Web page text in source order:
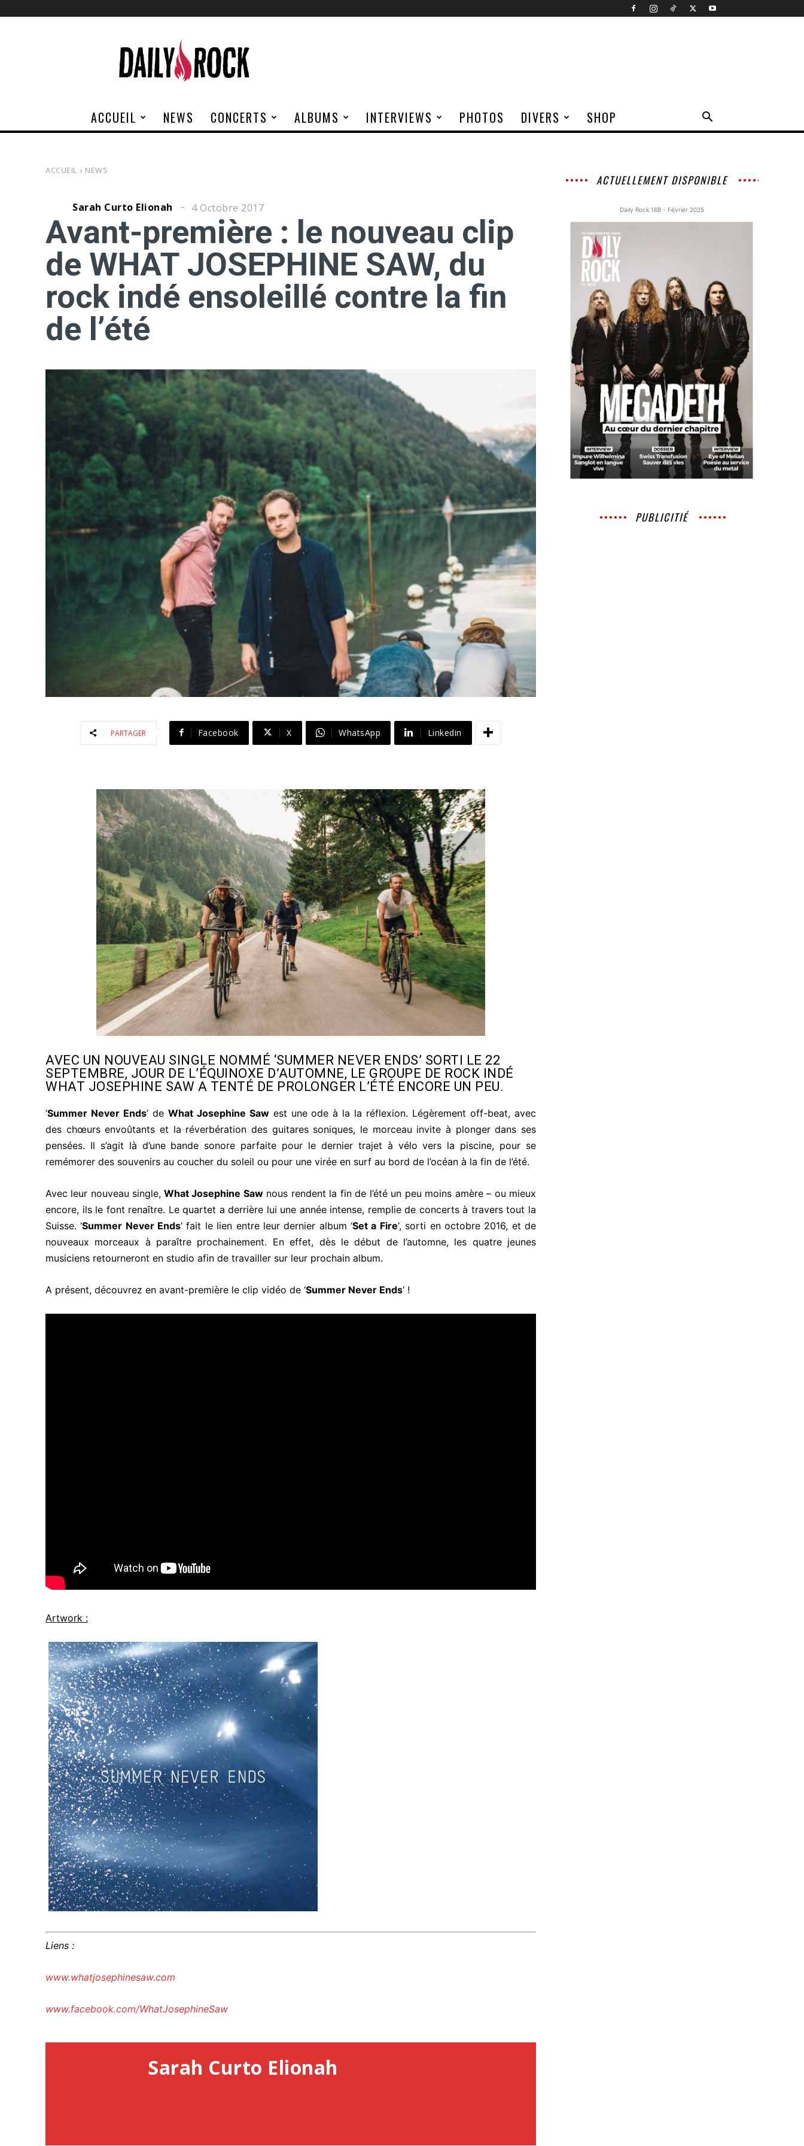
Rock
ACCUEIL NEWS CONCERTS ALBUMS INTERVIEWS PHOTOS DIVERS SHOP
ACCUEIL NEWS
Sarah Curto Elionah 4 Octobre 2017
Avant-première : le nouveau clip
de WHAT JOSEPHINE SAW, du
rock indé ensoleillé contre la fin
de l’été
PARTAGER Facebook X WhatsApp Linkedin
AVEC UN NOUVEAU SINGLE NOMMÉ ‘SUMMER NEVER ENDS’ SORTI LE 22
SEPTEMBRE, JOUR DE L’ÉQUINOXE D’AUTOMNE, LE GROUPE DE ROCK INDÉ
WHAT JOSEPHINE SAW A TENTÉ DE PROLONGER L’ÉTÉ ENCORE UN PEU.
‘Summer Never Ends‘ de What Josephine Sawest une ode à la la réflexion. Légèrement off-beat, avec
des chœurs envoûtants et la réverbération des guitares soniques, le morceau invite à plonger dans ses
pensées. Il s’agit là d’une bande sonore parfaite pour le dernier trajet à vélo vers la piscine, pour se
remémorer des souvenirs au coucher du soleil ou pour une virée en surf au bord de l’océan à la fin de l’été.
Avec leur nouveau single, What Josephine Sawnous rendent la fin de l’été un peu moins amère – ou mieux
encore, ils le font renaître. Le quartet a derrière lui une année intense, remplie de concerts à travers tout la
Suisse. ‘Summer Never Ends‘ fait le lien entre leur dernier album ‘Set a Fire‘, sorti en octobre 2016, et de
nouveaux morceaux à paraître prochainement. En effet, dès le début de l’automne, les quatre jeunes
musiciens retourneront en studio afin de travailler sur leur prochain album.
A présent, découvrez en avant-première le clip vidéo de ‘Summer Never Ends‘ !
Artwork :
Liens :
www.whatjosephinesaw.com
www.facebook.com/WhatJosephineSaw
Sarah Curto Elionah
ACTUELLEMENT DISPONIBLE
Daily Rock 168 - Février 2025
PUBLICITIÉ